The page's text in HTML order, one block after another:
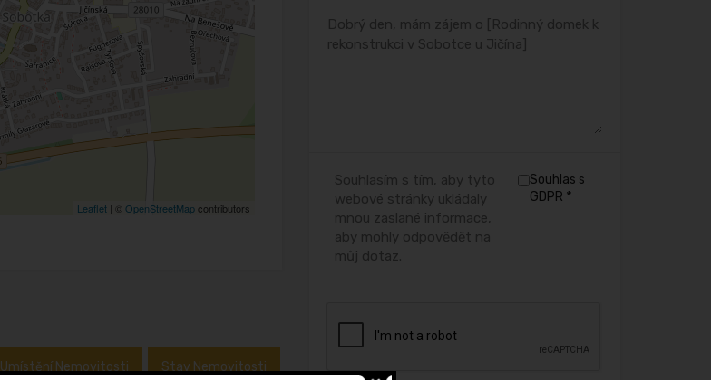
Leaflet| © OpenStreetMapcontributors
Umístění Nemovitosti Stav Nemovitosti
Souhlas s
GDPR *
Souhlasím s tím, aby tyto
webové stránky ukládaly
mnou zaslané informace,
aby mohly odpovědět na
můj dotaz.